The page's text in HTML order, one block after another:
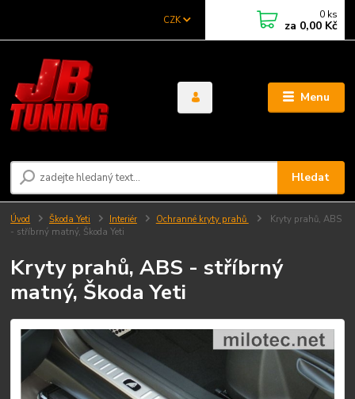
Menu
CZK
Hledat
0 ks
za 0,00 Kč
Úvod Škoda Yeti Interiér Ochranné kryty prahů
Kryty prahů, ABS
- stříbrný matný, Škoda Yeti
Kryty prahů, ABS - stříbrný
matný, Škoda Yeti